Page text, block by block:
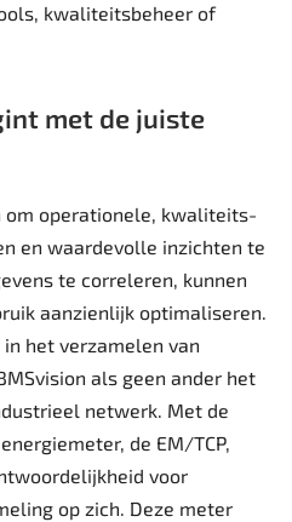
kwaliteitsbeheer of
met de juiste
om operationele, kwaliteits-
en waardevolle inzichten te
te correleren, kunnen
aanzienlijk optimaliseren.
het verzamelen van
als geen ander het
netwerk. Met de
de EM/TCP,
voor
op zich. Deze meter